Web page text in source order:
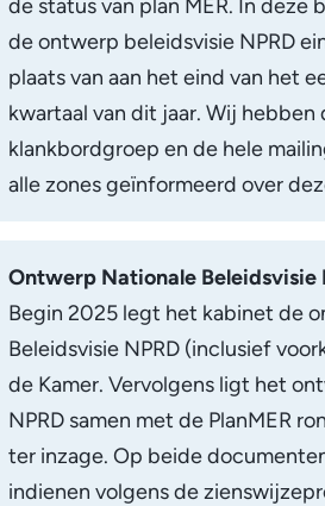
de status van plan MER. In deze
de ontwerp beleidsvisie NPRD
plaats van aan het eind van het
kwartaal van dit jaar. Wij
klankbordgroep en de hele
alle zones geïnformeerd over
Ontwerp Nationale Beleidsvisie
Begin 2025 legt het kabinet de
Beleidsvisie NPRD (inclusief
de Kamer. Vervolgens ligt het
NPRD samen met de PlanMER
ter inzage. Op beide
indienen volgens de